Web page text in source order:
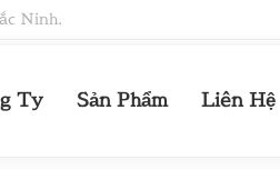
Ninh.
Ty Sản Phẩm Liên Hệ